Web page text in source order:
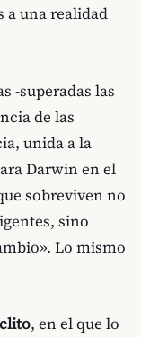
a una realidad
-superadas las
de las
unida a la
Darwin en el
sobreviven no
sino
Lo mismo
, en el que lo